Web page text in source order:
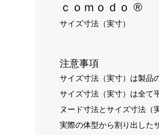
ｃｏｍｏｄｏ ®
サイズ寸法（実寸）
注意事項
サイズ寸法（実寸）は製品
サイズ寸法（実寸）は全て
ヌード寸法とサイズ寸法（
実際の体型から割り出した